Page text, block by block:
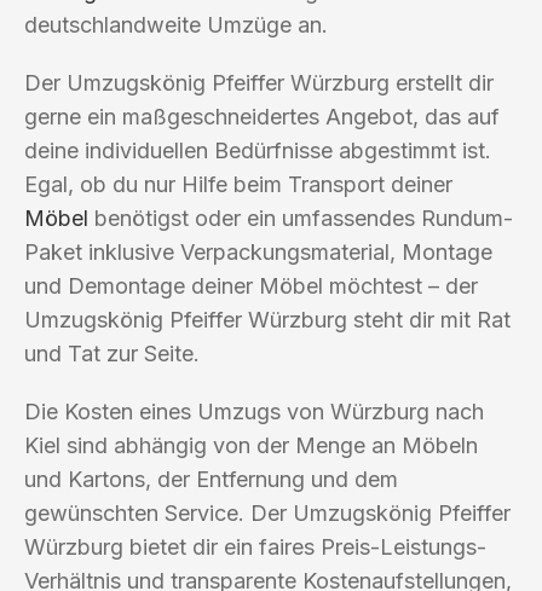
deutschlandweite Umzüge an.
Der Umzugskönig Pfeiffer Würzburg erstellt dir
gerne ein maßgeschneidertes Angebot, das auf
deine individuellen Bedürfnisse abgestimmt ist.
Egal, ob du nur Hilfe beim Transport deiner
Möbel benötigst oder ein umfassendes Rundum-
Paket inklusive Verpackungsmaterial, Montage
und Demontage deiner Möbel möchtest – der
Umzugskönig Pfeiffer Würzburg steht dir mit Rat
und Tat zur Seite.
Die Kosten eines Umzugs von Würzburg nach
Kiel sind abhängig von der Menge an Möbeln
und Kartons, der Entfernung und dem
gewünschten Service. Der Umzugskönig Pfeiffer
Würzburg bietet dir ein faires Preis-Leistungs-
Verhältnis und transparente Kostenaufstellungen,